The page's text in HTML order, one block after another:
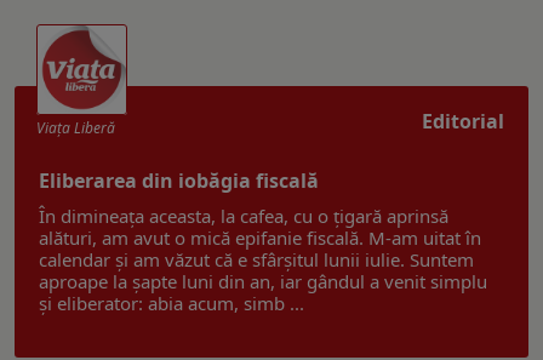
Editorial
Viaţa Liberă
Eliberarea din iobăgia fiscală
În dimineața aceasta, la cafea, cu o țigară aprinsă
alături, am avut o mică epifanie fiscală. M-am uitat în
calendar și am văzut că e sfârșitul lunii iulie. Suntem
aproape la șapte luni din an, iar gândul a venit simplu
și eliberator: abia acum, simb ...